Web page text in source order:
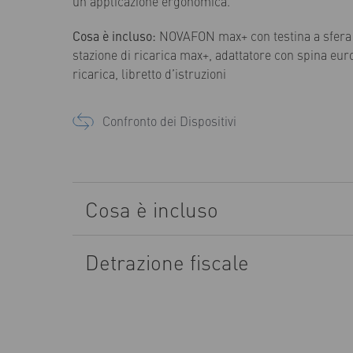
Cosa è incluso: NOVAFON max+ con testina a
stazione di ricarica max+, adattatore con spina
ricarica, libretto d’istruzioni
Confronto dei Dispositivi
Cosa è incluso
Adattatore spina,avo di ricarica
Detrazione fiscale